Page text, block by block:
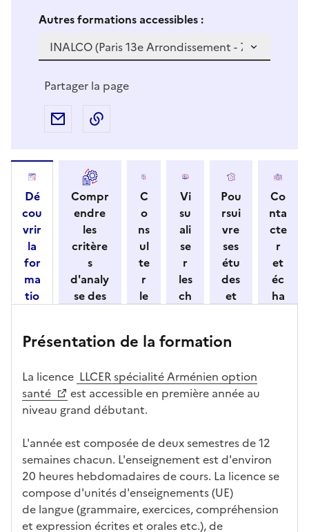
Si vous sélectionnez une formation dans la zone
Autres formations accessibles :S
v
z
n
e
o
r
t
i
o
n
d
Partager la page
Partager par e-mail
Dé
cou
vrir
la
for
ma
tio
ses
act
éris
tiq
Compr
endre
les
critère
s
d'analy
se des
par
ssemen
t
C
o
ns
ul
te
r
le
o
ali
té
s
e
c
a
n
di
d
Vi
su
ali
se
r
les
ch
s
ac
cè
fo
rm
ati
on
Pou
rsui
vre
ses
étu
des
et
re
dé
bo
Co
nta
cte
r
et
éc
ha
ent
Présentation de la formation
La licence LLCER spécialité Arménien option
santé
est accessible en première année au
niveau grand débutant.
L'année est composée de deux semestres de 12
semaines chacun. L'enseignement est d'environ
20 heures hebdomadaires de cours. La licence se
compose d'unités d'enseignements (UE)
de langue (grammaire, exercices, compréhension
et expression écrites et orales etc.), de